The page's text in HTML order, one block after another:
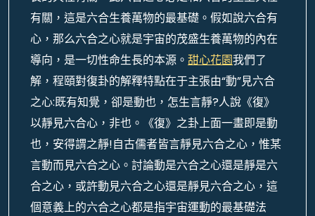
有關，這是六合生養萬物的最基礎。假如說六合有
心，那么六合之心就是宇宙的茂盛生養萬物的內在
導向，是一切性命生長的本源。 甜心花園我們了
解，程頤對復卦的解釋特點在于主張由“動”見六合
之心:既有知覺，卻是動也，怎生言靜?人說《復》
以靜見六合心，非也。《復》之卦上面一畫即是動
也，安得謂之靜!自古儒者皆言靜見六合之心，惟某
言動而見六合之心。討論動是六合之心還是靜是六
合之心，或許動見六合之心還是靜見六合之心，這
個意義上的六合之心都是指宇宙運動的最基礎法